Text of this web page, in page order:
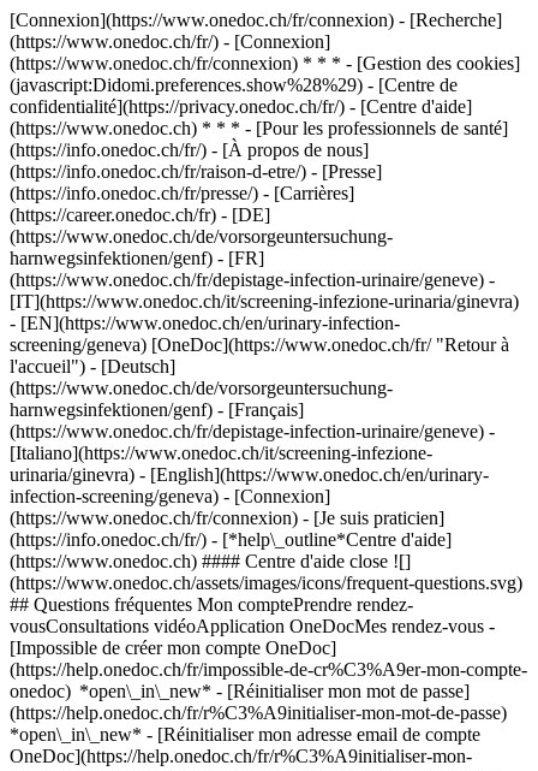
[Connexion](https://www.onedoc.ch/fr/connexion) - [Recherche]
(https://www.onedoc.ch/fr/) - [Connexion]
(https://www.onedoc.ch/fr/connexion) * * * - [Gestion des cookies]
(javascript:Didomi.preferences.show%28%29) - [Centre de
confidentialité](https://privacy.onedoc.ch/fr/) - [Centre d'aide]
(https://www.onedoc.ch) * * * - [Pour les professionnels de santé]
(https://info.onedoc.ch/fr/) - [À propos de nous]
(https://info.onedoc.ch/fr/raison-d-etre/) - [Presse]
(https://info.onedoc.ch/fr/presse/) - [Carrières]
(https://career.onedoc.ch/fr) - [DE]
(https://www.onedoc.ch/de/vorsorgeuntersuchung-
harnwegsinfektionen/genf) - [FR]
(https://www.onedoc.ch/fr/depistage-infection-urinaire/geneve) -
[IT](https://www.onedoc.ch/it/screening-infezione-urinaria/ginevra)
- [EN](https://www.onedoc.ch/en/urinary-infection-
screening/geneva) [OneDoc](https://www.onedoc.ch/fr/ "Retour à
l'accueil") - [Deutsch]
(https://www.onedoc.ch/de/vorsorgeuntersuchung-
harnwegsinfektionen/genf) - [Français]
(https://www.onedoc.ch/fr/depistage-infection-urinaire/geneve) -
[Italiano](https://www.onedoc.ch/it/screening-infezione-
urinaria/ginevra) - [English](https://www.onedoc.ch/en/urinary-
infection-screening/geneva) - [Connexion]
(https://www.onedoc.ch/fr/connexion) - [Je suis praticien]
(https://info.onedoc.ch/fr/) - [*help\_outline*Centre d'aide]
(https://www.onedoc.ch) #### Centre d'aide close ![]
(https://www.onedoc.ch/assets/images/icons/frequent-questions.svg)
## Questions fréquentes Mon comptePrendre rendez-
vousConsultations vidéoApplication OneDocMes rendez-vous -
[Impossible de créer mon compte OneDoc]
(https://help.onedoc.ch/fr/impossible-de-cr%C3%A9er-mon-compte-
onedoc) *open\_in\_new* - [Réinitialiser mon mot de passe]
(https://help.onedoc.ch/fr/r%C3%A9initialiser-mon-mot-de-passe)
*open\_in\_new* - [Réinitialiser mon adresse email de compte
OneDoc](https://help.onedoc.ch/fr/r%C3%A9initialiser-mon-